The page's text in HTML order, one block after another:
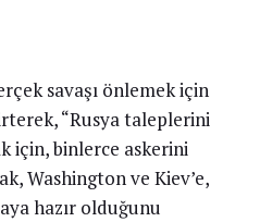
savaşı önlemek için
“Rusya taleplerini
için, binlerce askerini
Washington ve Kiev’e,
hazır olduğunu